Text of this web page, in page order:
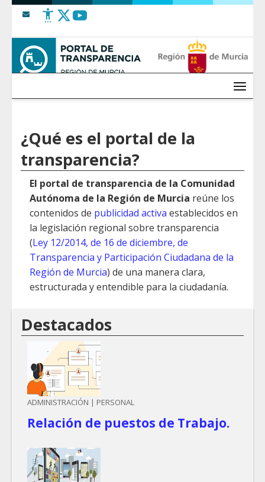
Saltar al contenido
Menú
¿Qué es el portal de la
transparencia?
El portal de transparencia de la Comunidad
Autónoma de la Región de Murcia reúne los
contenidos de publicidad activa establecidos en
la legislación regional sobre transparencia
(Ley 12/2014, de 16 de diciembre, de
Transparencia y Participación Ciudadana de la
Región de Murcia) de una manera clara,
estructurada y entendible para la ciudadanía.
Destacados
ADMINISTRACIÓN | PERSONAL
Relación de puestos de Trabajo.